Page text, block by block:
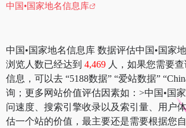
中国•国家地名信息库
中国•国家地名信息库 数据评估中国•国家
浏览人数已经达到 4,469 人，如果您需要
信息，可以去 “5188数据” “爱站数据”
询；更多网站价值评估因素如：>中国•国
问速度、搜索引擎收录以及索引量、用户
估一个站的价值，最主要还是需要根据您